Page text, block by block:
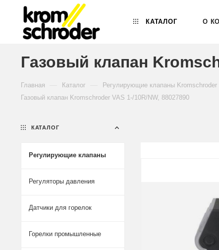
КАТАЛОГ О
Газовый клапан
Главная Каталог Регулирующие клапаны Kromschroder
Газовый клапан Kromschroder VAS 1-/10R/NW, 88027890
КАТАЛОГ
Регулирующие клапаны
Регуляторы давления
Датчики для горелок
Горелки промышленные